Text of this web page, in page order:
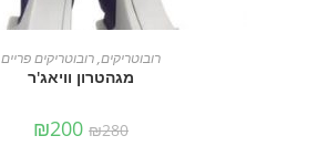
הוספה לסלרובוטריקים,רובוטריקים פריים
מגהטרון וויאג'ר
₪280
₪200